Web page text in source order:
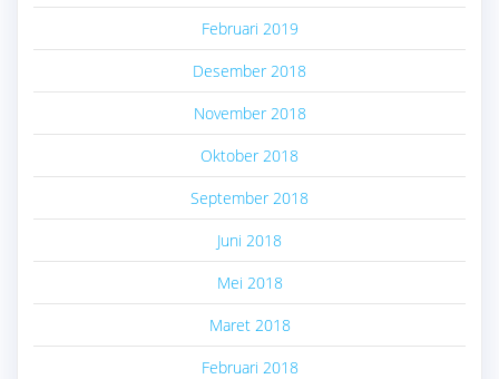
Februari 2019
Desember 2018
November 2018
Oktober 2018
September 2018
Juni 2018
Mei 2018
Maret 2018
Februari 2018